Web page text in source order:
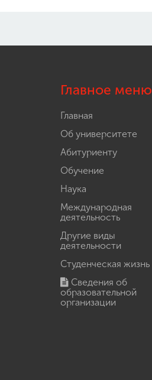
Главное меню
Главная
Об университете
Абитуриенту
Обучение
Наука
Международная
деятельность
Другие виды
деятельности
Студенческая жизнь
Сведения об
образовательной
организации